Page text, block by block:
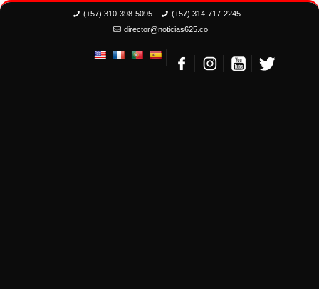
(+57) 310-398-5095
(+57) 314-717-2245
director@noticias625.co